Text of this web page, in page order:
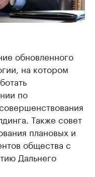
обновленного
на котором
по
Также совет
плановых и
общества с
Дальнего